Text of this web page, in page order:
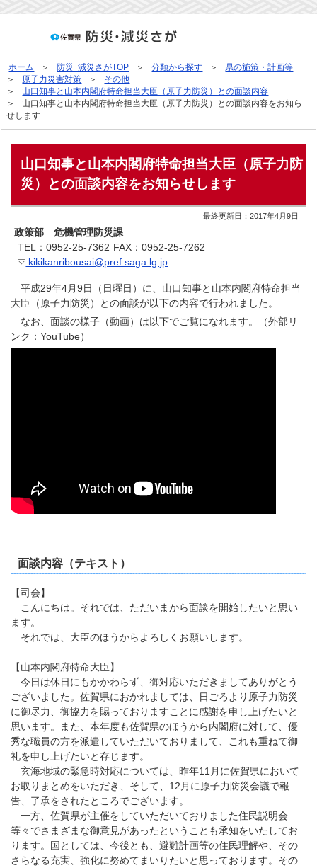
ホーム 防災･減災さがTOP 分類から探す
県の施策・計画等
原子力災害対策
その他
山口知事と山本内閣府特命担当大臣（原子力防災）との面談内容
山口知事と山本内閣府特命担当大臣（原子力防災）との面談内容をお知ら
せします
山口知事と山本内閣府特命担当大臣（原子力防
災）との面談内容をお知らせします
最終更新日：2017年4月9日
政策部 危機管理防災課
TEL：0952-25-7362 FAX：0952-25-7262
kikikanribousai@pref.saga.lg.jp
平成29年4月9日（日曜日）に、山口知事と山本内閣府特命担当
大臣（原子力防災）との面談が以下の内容で行われました。
なお、面談の様子（動画）は以下でご覧になれます。（外部リ
ンク：YouTube）
面談内容（テキスト）
【司会】
こんにちは。それでは、ただいまから面談を開始したいと思い
ます。
それでは、大臣のほうからよろしくお願いします。
【山本内閣府特命大臣】
今日は休日にもかかわらず、御対応いただきましてありがとう
ございました。佐賀県におかれましては、日ごろより原子力防災
に御尽力、御協力を賜っておりますことに感謝を申し上げたいと
思います。また、本年度も佐賀県のほうから内閣府に対して、優
秀な職員の方を派遣していただいておりまして、これも重ねて御
礼を申し上げたいと存じます。
玄海地域の緊急時対応については、昨年11月に佐賀県において
お取りまとめをいただき、そして、12月に原子力防災会議で報
告、了承をされたところでございます。
一方、佐賀県が主催をしていただいておりました住民説明会
等々でさまざまな御意見があったということも承知をいたしてお
ります。国としては、今後とも、避難計画等の住民理解や、その
さらなる充実、強化に努めてまいりたいと思っております。その